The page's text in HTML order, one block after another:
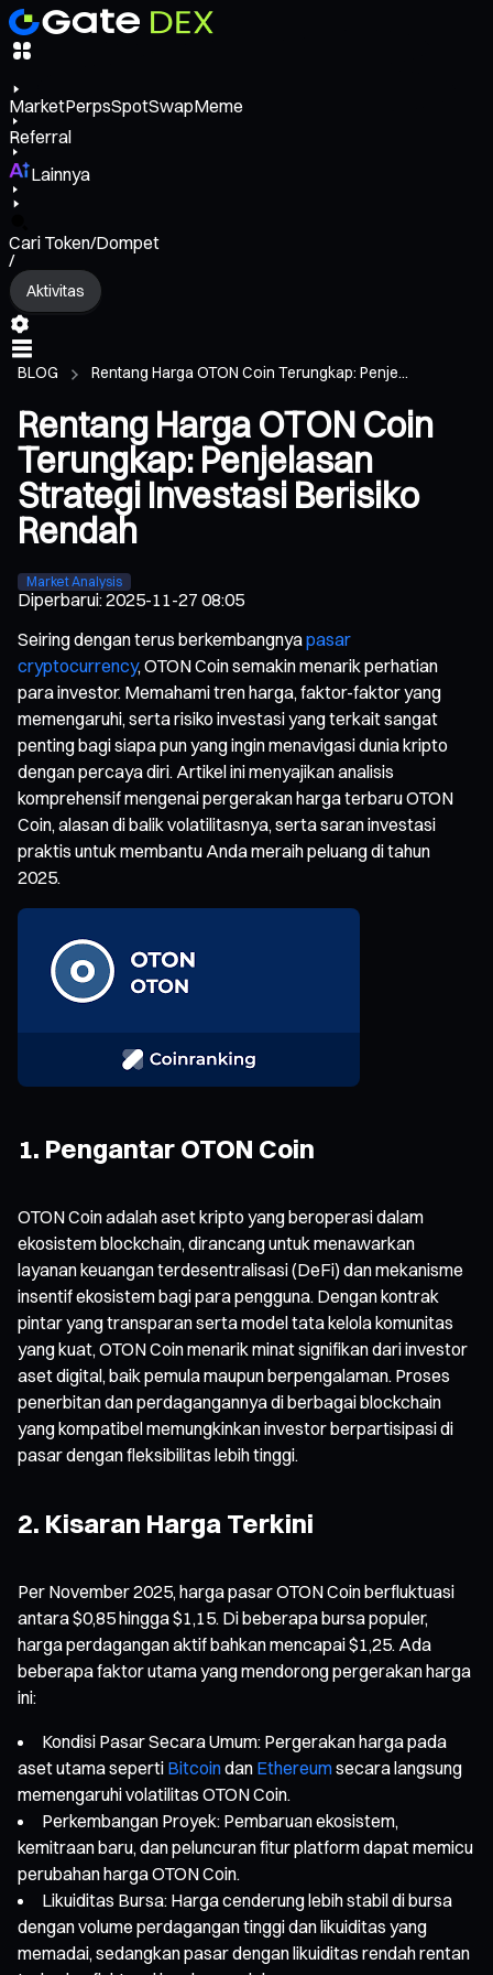
MarketPerpsSpotSwapMeme
Referral
Lainnya
Cari Token/Dompet
/
Aktivitas
BLOG Rentang Harga OTON Coin Terungkap: Penje...
Rentang Harga OTON Coin
Terungkap: Penjelasan
Strategi Investasi Berisiko
Rendah
Market Analysis
Diperbarui:2025-11-27 08:05
Seiring dengan terus berkembangnyapasar
cryptocurrency, OTON Coin semakin menarik perhatian
para investor. Memahami tren harga, faktor-faktor yang
memengaruhi, serta risiko investasi yang terkait sangat
penting bagi siapa pun yang ingin menavigasi dunia kripto
dengan percaya diri. Artikel ini menyajikan analisis
komprehensif mengenai pergerakan harga terbaru OTON
Coin, alasan di balik volatilitasnya, serta saran investasi
praktis untuk membantu Anda meraih peluang di tahun
2025.
1. Pengantar OTON Coin
OTON Coin adalah aset kripto yang beroperasi dalam
ekosistem blockchain, dirancang untuk menawarkan
layanan keuangan terdesentralisasi (DeFi) dan mekanisme
insentif ekosistem bagi para pengguna. Dengan kontrak
pintar yang transparan serta model tata kelola komunitas
yang kuat, OTON Coin menarik minat signifikan dari investor
aset digital, baik pemula maupun berpengalaman. Proses
penerbitan dan perdagangannya di berbagai blockchain
yang kompatibel memungkinkan investor berpartisipasi di
pasar dengan fleksibilitas lebih tinggi.
2. Kisaran Harga Terkini
Per November 2025, harga pasar OTON Coin berfluktuasi
antara $0,85 hingga $1,15. Di beberapa bursa populer,
harga perdagangan aktif bahkan mencapai $1,25. Ada
beberapa faktor utama yang mendorong pergerakan harga
ini:
Kondisi Pasar Secara Umum: Pergerakan harga pada
aset utama seperti Bitcoindan Ethereumsecara langsung
memengaruhi volatilitas OTON Coin.
Perkembangan Proyek: Pembaruan ekosistem,
kemitraan baru, dan peluncuran fitur platform dapat memicu
perubahan harga OTON Coin.
Likuiditas Bursa: Harga cenderung lebih stabil di bursa
dengan volume perdagangan tinggi dan likuiditas yang
memadai, sedangkan pasar dengan likuiditas rendah rentan